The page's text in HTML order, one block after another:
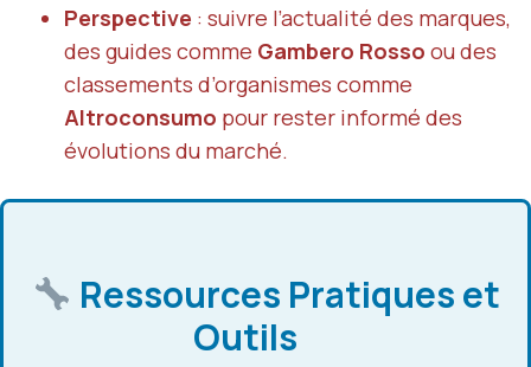
Perspective : suivre l’actualité des marques,
des guides comme Gambero Rosso ou des
classements d’organismes comme
Altroconsumo pour rester informé des
évolutions du marché.
Ressources Pratiques et
Outils